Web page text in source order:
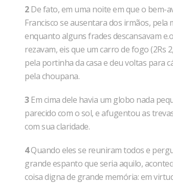
2De fato, em uma noite em que o bem-
Francisco se ausentara dos irmãos, pela
enquanto alguns frades descansavam
rezavam, eis que um carro de fogo (2Rs
pela portinha da casa e deu voltas para
pela choupana.
3Em cima dele havia um globo nada
parecido com o sol, e afugentou as
com sua claridade.
4Quando eles se reuniram todos e
grande espanto que seria aquilo,
coisa digna de grande memória: em